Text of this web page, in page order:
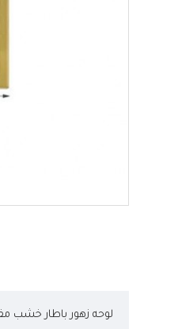
لوحه زهور باطار خشب